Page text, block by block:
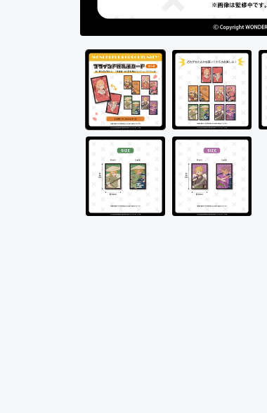
ー
ィ